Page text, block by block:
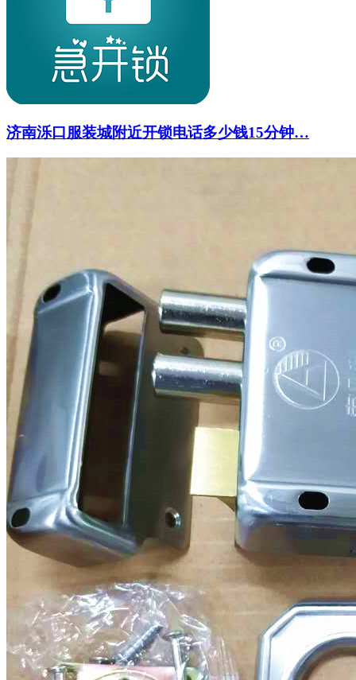
济南泺口服装城附近开锁电话多少钱15分钟…